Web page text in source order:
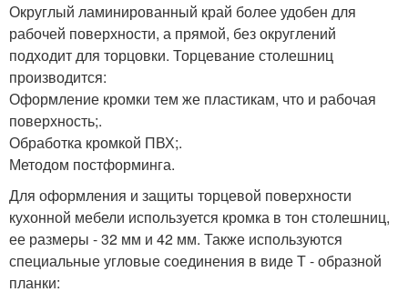
Округлый ламинированный край более удобен для
рабочей поверхности, а прямой, без округлений
подходит для торцовки. Торцевание столешниц
производится:
Оформление кромки тем же пластикам, что и рабочая
поверхность;.
Обработка кромкой ПВХ;.
Методом постформинга.
Для оформления и защиты торцевой поверхности
кухонной мебели используется кромка в тон столешниц,
ее размеры - 32 мм и 42 мм. Также используются
специальные угловые соединения в виде Т - образной
планки: